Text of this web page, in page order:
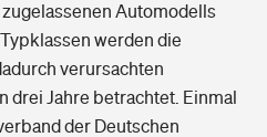
Automodells
werden die
verursachten
drei Jahre betrachtet. Einmal
der Deutschen